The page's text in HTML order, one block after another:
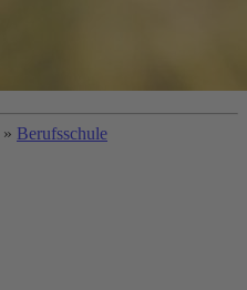
» Berufsschule